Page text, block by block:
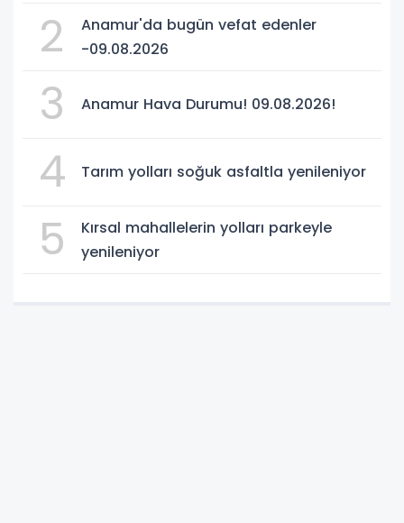
2
Anamur'da bugün vefat edenler
-09.08.2026
3 Anamur Hava Durumu! 09.08.2026!
4 Tarım yolları soğuk asfaltla yenileniyor
5
Kırsal mahallelerin yolları parkeyle
yenileniyor